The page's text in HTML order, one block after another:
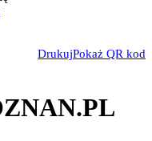
DrukujPokaż QR kod